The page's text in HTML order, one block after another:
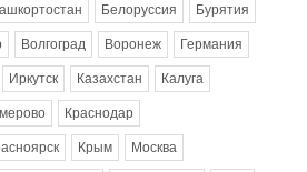
Белоруссия Бурятия
Волгоград Воронеж Германия
Иркутск Казахстан Калуга
Краснодар
Крым Москва